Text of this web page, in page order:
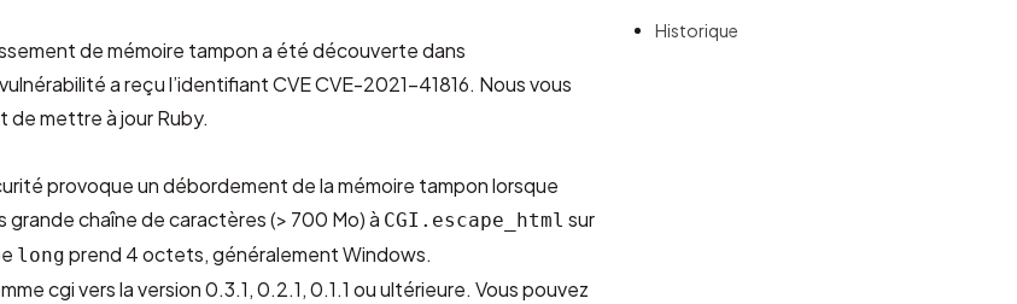
de mémoire tampon a été découverte dans
a reçu l’identifiant CVECVE-2021-41816. Nous vous
mettre à jour Ruby.
provoque un débordement de la mémoire tampon lorsque
chaîne de caractères (> 700 Mo) à CGI.escape_html sur
long prend 4 octets, généralement Windows.
cgi vers la version 0.3.1, 0.2.1, 0.1.1 ou ultérieure. Vous pouvez
Historique